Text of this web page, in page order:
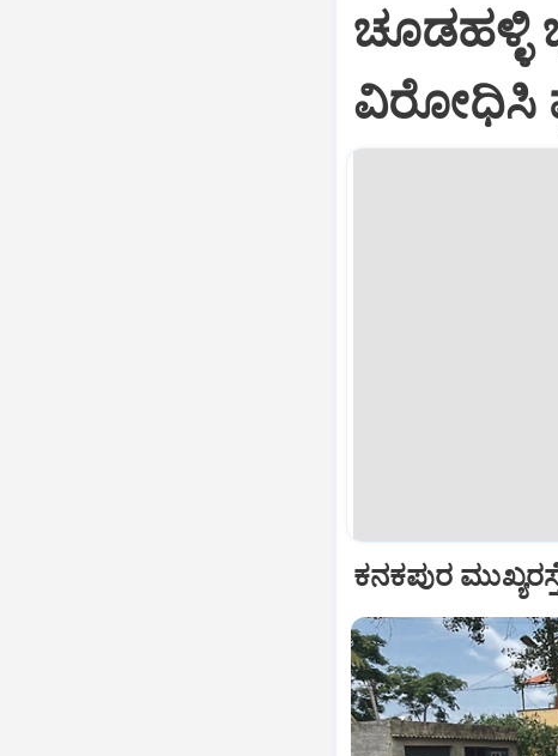
ಚೂಡಹಳ್ಳಿ
ವಿರೋಧಿಸಿ
ಕನಕಪುರ